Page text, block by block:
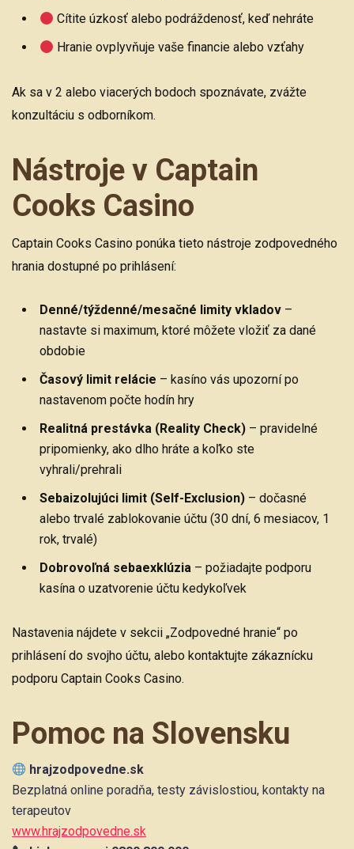
Cítite úzkosť alebo podráždenosť, keď nehráte
Hranie ovplyvňuje vaše financie alebo vzťahy
Ak sa v 2 alebo viacerých bodoch spoznávate, zvážte
konzultáciu s odborníkom.
Nástroje v Captain
Cooks Casino
Captain Cooks Casino ponúka tieto nástroje zodpovedného
hrania dostupné po prihlásení:
Denné/týždenné/mesačné limity vkladov –
nastavte si maximum, ktoré môžete vložiť za dané
obdobie
Časový limit relácie – kasíno vás upozorní po
nastavenom počte hodín hry
Realitná prestávka (Reality Check) – pravidelné
pripomienky, ako dlho hráte a koľko ste
vyhrali/prehrali
Sebaizolujúci limit (Self-Exclusion) – dočasné
alebo trvalé zablokovanie účtu (30 dní, 6 mesiacov, 1
rok, trvalé)
Dobrovoľná sebaexklúzia – požiadajte podporu
kasína o uzatvorenie účtu kedykoľvek
Nastavenia nájdete v sekcii „Zodpovedné hranie“ po
prihlásení do svojho účtu, alebo kontaktujte zákaznícku
podporu Captain Cooks Casino.
Pomoc na Slovensku
hrajzodpovedne.sk
Bezplatná online poradňa, testy závislostiou, kontakty na
terapeutov
www.hrajzodpovedne.sk